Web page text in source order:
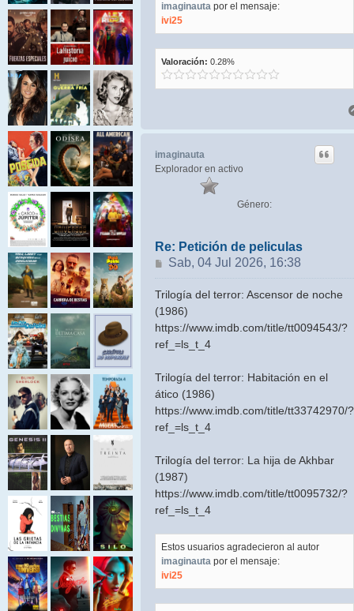
imaginauta por el mensaje:
ivi25
Valoración: 0.28%
imaginauta
Explorador en activo
Género:
Re: Petición de peliculas
Mensaje
Sab, 04 Jul 2026, 16:38
Trilogía del terror: Ascensor de noche
(1986)
https://www.imdb.com/title/tt0094543/?
ref_=ls_t_4
Trilogía del terror: Habitación en el
ático (1986)
https://www.imdb.com/title/tt33742970/?
ref_=ls_t_4
Trilogía del terror: La hija de Akhbar
(1987)
https://www.imdb.com/title/tt0095732/?
ref_=ls_t_4
Estos usuarios agradecieron al autor
imaginauta por el mensaje:
ivi25